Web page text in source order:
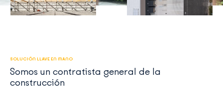
SOLUCIÓN LLAVE EN MANO
Somos un contratista general de la
construcción